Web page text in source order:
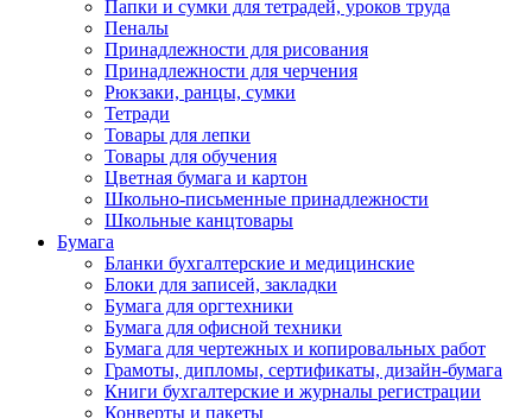
Папки и сумки для тетрадей, уроков труда
Пеналы
Принадлежности для рисования
Принадлежности для черчения
Рюкзаки, ранцы, сумки
Тетради
Товары для лепки
Товары для обучения
Цветная бумага и картон
Школьно-письменные принадлежности
Школьные канцтовары
Бумага
Бланки бухгалтерские и медицинские
Блоки для записей, закладки
Бумага для оргтехники
Бумага для офисной техники
Бумага для чертежных и копировальных работ
Грамоты, дипломы, сертификаты, дизайн-бумага
Книги бухгалтерские и журналы регистрации
Конверты и пакеты